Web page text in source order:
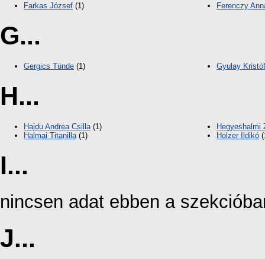
Farkas József (1) Ferenczy
G...
Gergics Tünde (1) Gyulay Kristóf
H...
Hajdu Andrea Csilla (1)
Halmai Titanilla (1)
Hegyeshalmi
Holzer Ildikó
I...
nincsen adat ebben a
J...